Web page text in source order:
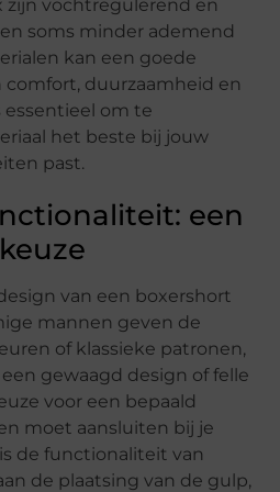
zijn vochtregulerend en
soms minder ademend
kan een goede
comfort, duurzaamheid en
om te
het beste bij jouw
past.
een
van een boxershort
mannen geven de
of klassieke patronen,
gewaagd design of felle
voor een bepaald
moet aansluiten bij je
de functionaliteit van
de plaatsing van de gulp,